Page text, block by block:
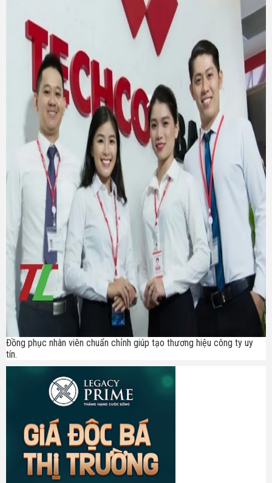
Đồng phục nhân viên chuẩn chỉnh giúp tạo thương hiệu công ty uy
tín.